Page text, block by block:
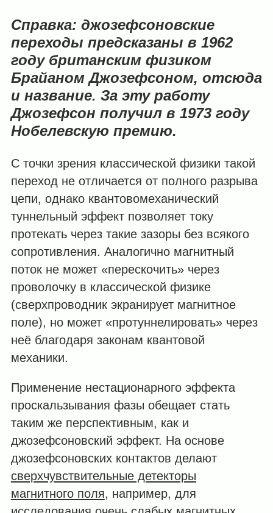
Справка: джозефсоновские
переходы предсказаны в 1962
году британским физиком
Брайаном Джозефсоном, отсюда
и название. За эту работу
Джозефсон получил в 1973 году
Нобелевскую премию.
С точки зрения классической физики такой
переход не отличается от полного разрыва
цепи, однако квантовомеханический
туннельный эффект позволяет току
протекать через такие зазоры без всякого
сопротивления. Аналогично магнитный
поток не может «перескочить» через
проволочку в классической физике
(сверхпроводник экранирует магнитное
поле), но может «протуннелировать» через
неё благодаря законам квантовой
механики.
Применение нестационарного эффекта
проскальзывания фазы обещает стать
таким же перспективным, как и
джозефсоновский эффект. На основе
джозефсоновских контактов делают
сверхчувствительные детекторы
магнитного поля, например, для